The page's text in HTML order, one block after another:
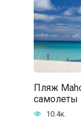
Пляж
самолеты
10.4к.